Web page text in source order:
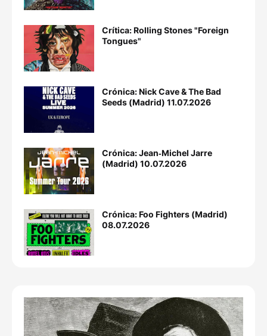
Crítica: Rolling Stones "Foreign
Tongues"
Crónica: Nick Cave & The Bad
Seeds (Madrid) 11.07.2026
Crónica: Jean‐Michel Jarre
(Madrid) 10.07.2026
Crónica: Foo Fighters (Madrid)
08.07.2026